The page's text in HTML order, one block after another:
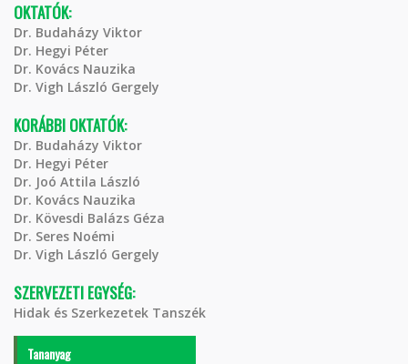
OKTATÓK:
Dr. Budaházy Viktor
Dr. Hegyi Péter
Dr. Kovács Nauzika
Dr. Vigh László Gergely
KORÁBBI OKTATÓK:
Dr. Budaházy Viktor
Dr. Hegyi Péter
Dr. Joó Attila László
Dr. Kovács Nauzika
Dr. Kövesdi Balázs Géza
Dr. Seres Noémi
Dr. Vigh László Gergely
SZERVEZETI EGYSÉG:
Hidak és Szerkezetek Tanszék
Tananyag